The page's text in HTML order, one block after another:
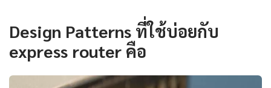
Design Patterns ที่ใช้บ่อยกับ
express router คือ